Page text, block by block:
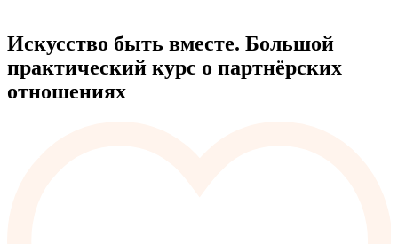
Искусство быть вместе. Большой
практический курс о партнёрских
отношениях